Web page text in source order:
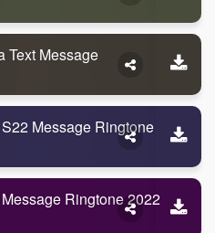
Text Message
Message Ringtone
Ringtone 2022